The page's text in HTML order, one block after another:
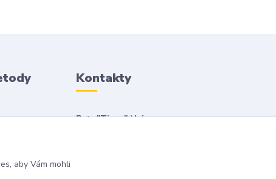
Kontakty
Petr "Tivan" Hejna
aby Vám mohli